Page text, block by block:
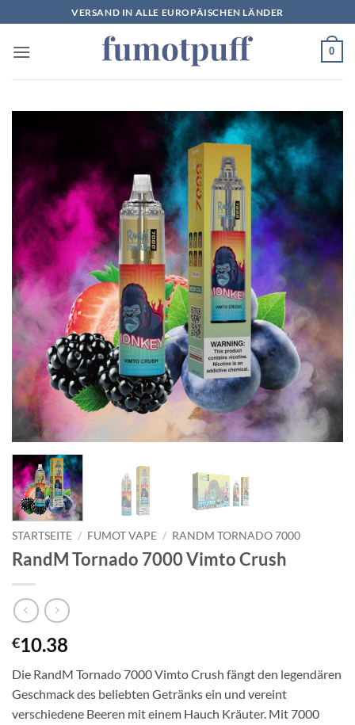
Inhalt
springen
VERSAND IN ALLE EUROPÄISCHEN LÄNDER
0
STARTSEITE / FUMOT VAPE / RANDM TORNADO 7000
RandM Tornado 7000 Vimto Crush
€10.38
Die RandM Tornado 7000 Vimto Crush fängt den legendären
Geschmack des beliebten Getränks ein und vereint
verschiedene Beeren mit einem Hauch Kräuter. Mit 7000